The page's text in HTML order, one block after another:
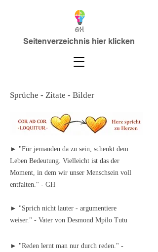
Seitenverzeichnis hier klicken
Sprüche - Zitate - Bilder
► "Für jemanden da zu sein, schenkt dem
Leben Bedeutung. Vielleicht ist das der
Moment, in dem wir unser Menschsein voll
entfalten." - GH
► "Sprich nicht lauter - argumentiere
weiser." - Vater von Desmond Mpilo Tutu
► "Reden lernt man nur durch reden." -